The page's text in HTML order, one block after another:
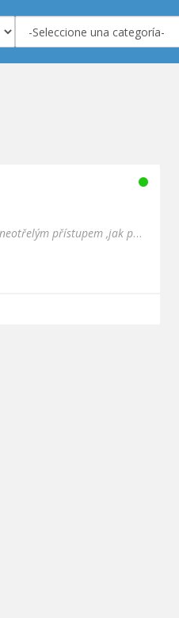
Jsme soukromá Jihočeská regionální stanice ,která přichází s neotřelým přístupem ,jak po stránce hudebn...